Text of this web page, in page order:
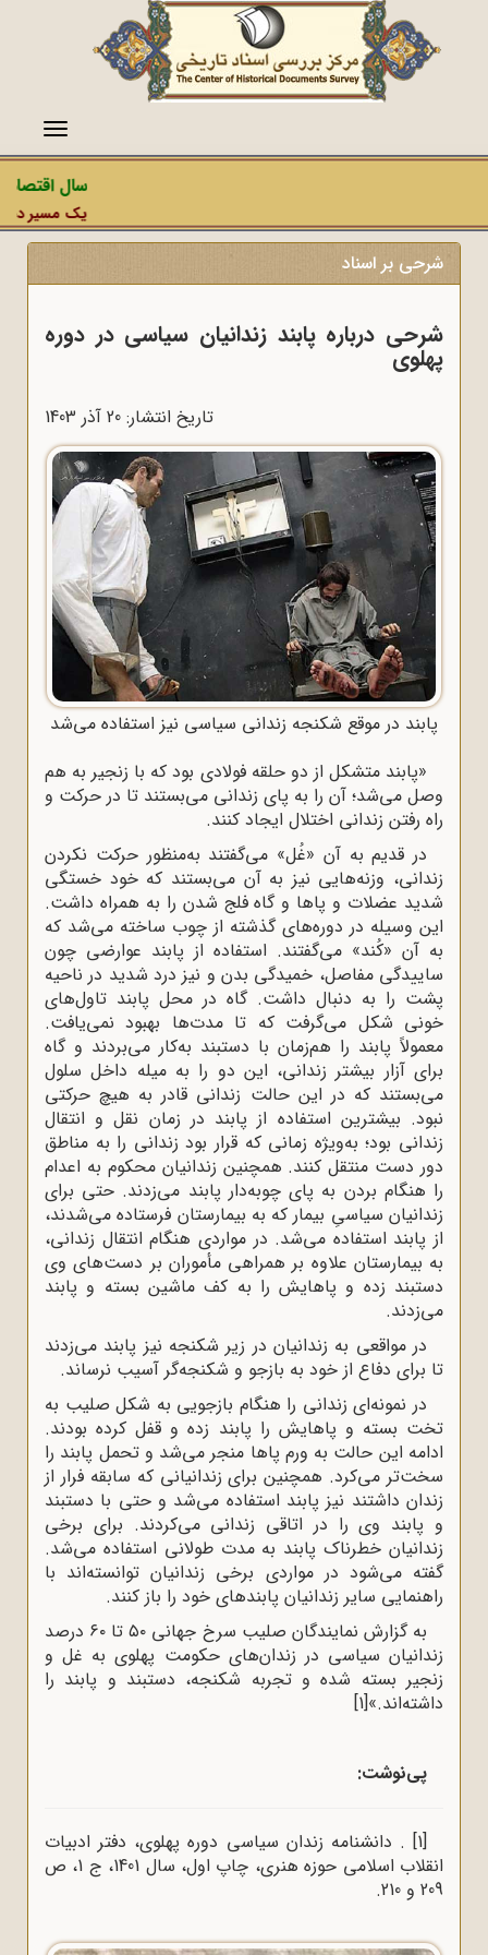
منو
سال
یک مسیر
شرحی بر اسناد
شرحی درباره پابند زندانیان سیاسی در دوره
پهلوی
تاریخ انتشار: 20 آذر 1403
پابند در موقع شکنجه زندانی سیاسی نیز استفاده می‌شد
«پابند متشکل از دو حلقه فولادی بود که با زنجیر به هم
وصل می‌شد؛ آن را به پای زندانی می‌بستند تا در حرکت و
راه رفتن زندانی اختلال ایجاد کنند.
در قدیم به آن «غُل» می‌گفتند به‌منظور حرکت نکردن
زندانی، وزنه‌هایی نیز به آن می‌بستند که خود خستگی
شدید عضلات و پاها و گاه فلج شدن را به همراه داشت.
این وسیله در دوره‌های گذشته از چوب ساخته می‌شد که
به آن «کُند» می‌گفتند. استفاده از پابند عوارضی چون
ساییدگی مفاصل، خمیدگی بدن و نیز درد شدید در ناحیه
پشت را به دنبال داشت. گاه در محل پابند تاول‌های
خونی شکل می‌گرفت که تا مدت‌ها بهبود نمی‌یافت.
معمولاً پابند را هم‌زمان با دستبند به‌کار می‌بردند و گاه
برای آزار بیشتر زندانی، این دو را به میله داخل سلول
می‌بستند که در این حالت زندانی قادر به هیچ حرکتی
نبود. بیشترین استفاده از پابند در زمان نقل و انتقال
زندانی بود؛ به‌ویژه زمانی که قرار بود زندانی را به مناطق
دور دست منتقل کنند. همچنین زندانیان محکوم به اعدام
را هنگام بردن به پای چوبه‌دار پابند می‌زدند. حتی برای
زندانیان سیاسیِ بیمار که به بیمارستان فرستاده می‌شدند،
از پابند استفاده می‌شد. در مواردی هنگام انتقال زندانی،
به بیمارستان علاوه بر همراهی مأموران بر دست‌های وی
دستبند زده و پاهایش را به کف ماشین بسته و پابند
می‌زدند.
در مواقعی به زندانیان در زیر شکنجه نیز پابند می‌زدند
تا برای دفاع از خود به بازجو و شکنجه‌گر آسیب نرساند.
در نمونه‌ای زندانی را هنگام بازجویی به شکل صلیب به
تخت بسته و پاهایش را پابند زده و قفل کرده بودند.
ادامه این حالت به ورم پاها منجر می‌شد و تحمل پابند را
سخت‌تر می‌کرد. همچنین برای زندانیانی که سابقه فرار از
زندان داشتند نیز پابند استفاده می‌شد و حتی با دستبند
و پابند وی را در اتاقی زندانی می‌کردند. برای برخی
زندانیان خطرناک پابند به مدت طولانی استفاده می‌شد.
گفته می‌شود در مواردی برخی زندانیان توانسته‌اند با
راهنمایی سایر زندانیان پابندهای خود را باز کنند.
به گزارش نمایندگان صلیب سرخ جهانی ۵۰ تا ۶۰ درصد
زندانیان سیاسی در زندان‌های حکومت پهلوی به غل و
زنجیر بسته شده و تجربه شکنجه، دستبند و پابند را
داشته‌اند.»[1]
پی‌نوشت:
[1]
. دانشنامه زندان سیاسی دوره پهلوی، دفتر ادبیات
انقلاب اسلامی حوزه هنری، چاپ اول، سال 1401، ج 1، ص
209 و 210.